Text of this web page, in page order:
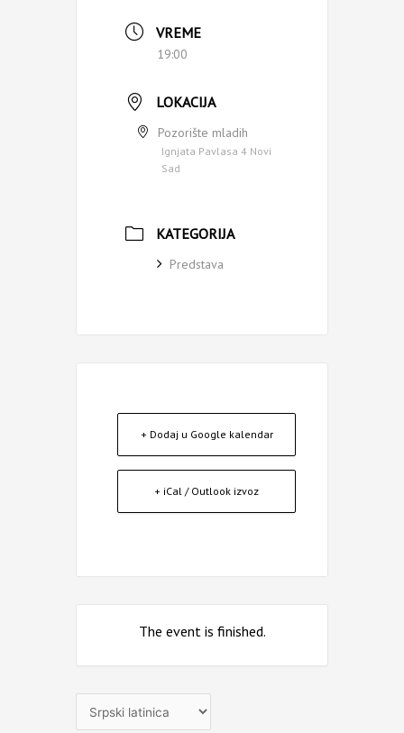
VREME
19:00
LOKACIJA
Pozorište mladih
Ignjata Pavlasa 4 Novi
Sad
KATEGORIJA
Predstava
+ Dodaj u Google kalendar
+ iCal / Outlook izvoz
The event is finished.